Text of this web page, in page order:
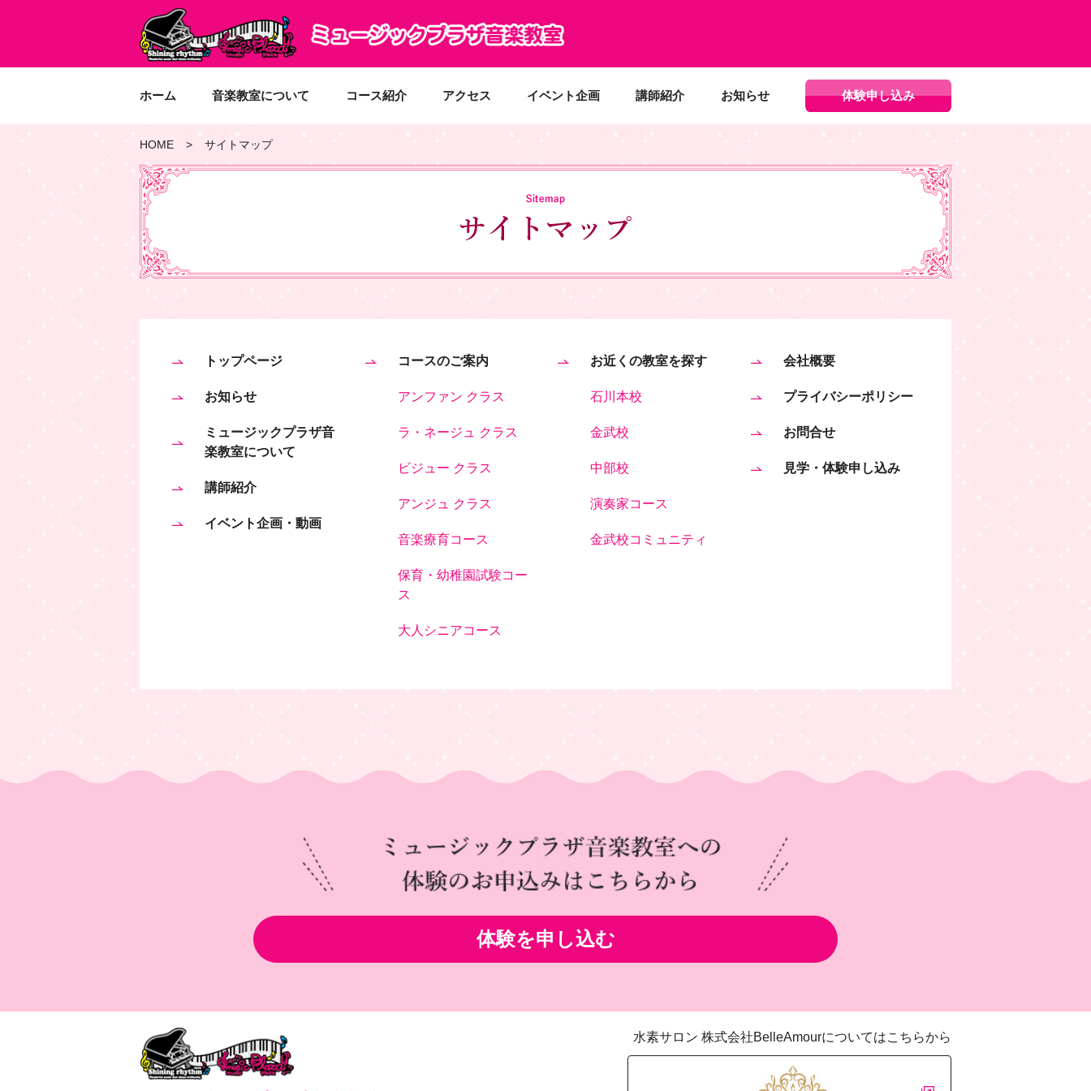
ホーム 音楽教室について コース紹介 アクセス イベント企画 講師紹介 お知らせ 体験申し込み
HOME サイトマップ
トップページ
お知らせ
ミュージックプラザ音
楽教室について
講師紹介
イベント企画・動画
コースのご案内
アンファン クラス
ラ・ネージュ クラス
ビジュー クラス
アンジュ クラス
音楽療育コース
保育・幼稚園試験コー
ス
大人シニアコース
お近くの教室を探す
石川本校
金武校
中部校
演奏家コース
金武校コミュニティ
会社概要
プライバシーポリシー
お問合せ
見学・体験申し込み
体験を申し込む
水素サロン 株式会社BelleAmourについてはこちらから